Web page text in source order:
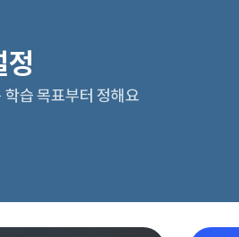
정
학습 목표부터 정해요